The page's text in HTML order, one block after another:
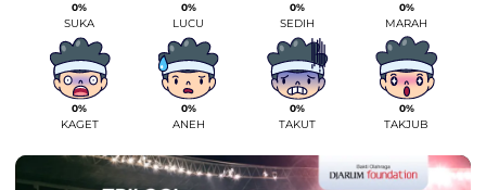
0%
SUKA
0%
LUCU
0%
SEDIH
0%
MARAH
0%
KAGET
0%
ANEH
0%
TAKUT
0%
TAKJUB